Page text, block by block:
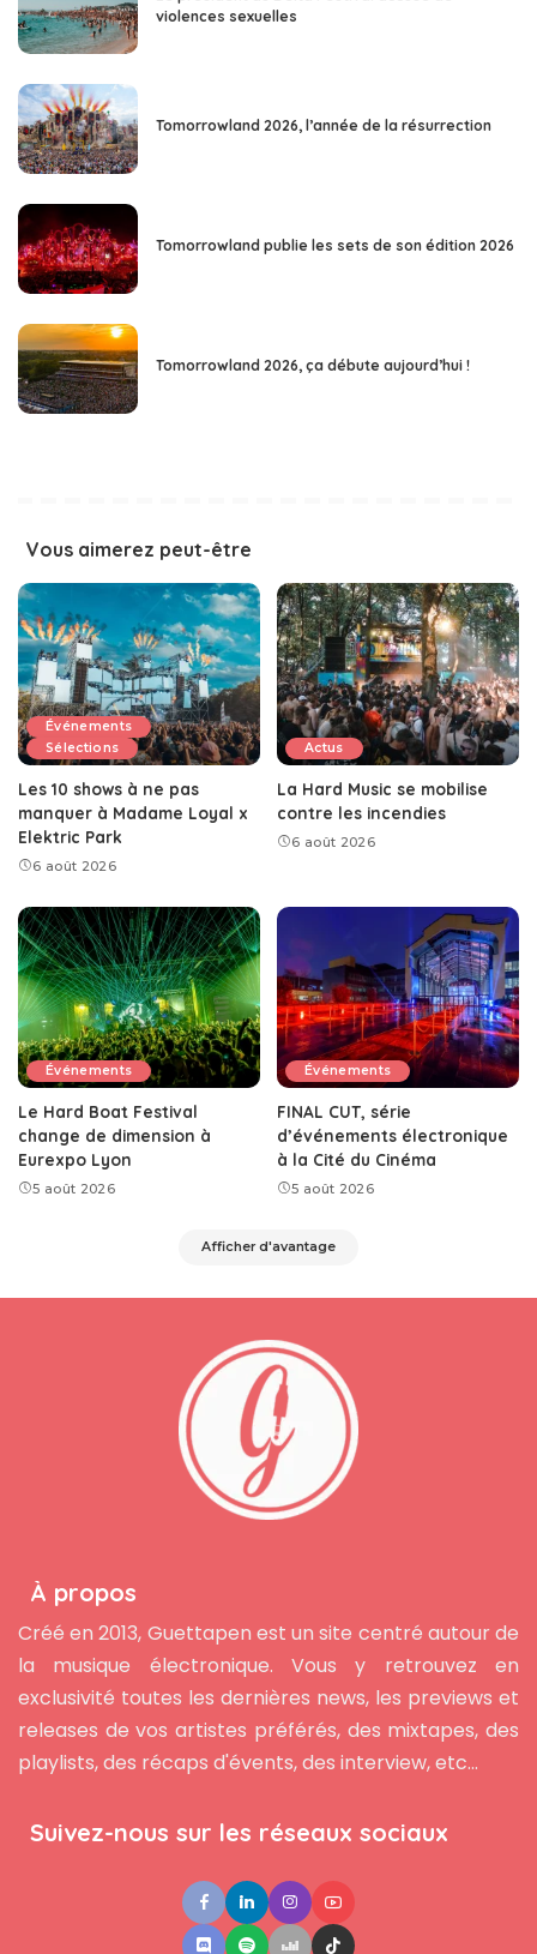
violences sexuelles
Tomorrowland 2026, l’année de la résurrection
Tomorrowland publie les sets de son édition 2026
Tomorrowland 2026, ça débute aujourd’hui !
Vous aimerez peut-être
Événements
Sélections
Les 10 shows à ne pas
manquer à Madame Loyal x
Elektric Park
6 août 2026
Actus
La Hard Music se mobilise
contre les incendies
6 août 2026
Événements
Le Hard Boat Festival
change de dimension à
Eurexpo Lyon
5 août 2026
Événements
FINAL CUT, série
d’événements électronique
à la Cité du Cinéma
5 août 2026
Afficher d'avantage
À propos
Créé en 2013, Guettapen est un site centré autour de
la musique électronique. Vous y retrouvez en
exclusivité toutes les dernières news, les previews et
releases de vos artistes préférés, des mixtapes, des
playlists, des récaps d'évents, des interview, etc...
Suivez-nous sur les réseaux sociaux